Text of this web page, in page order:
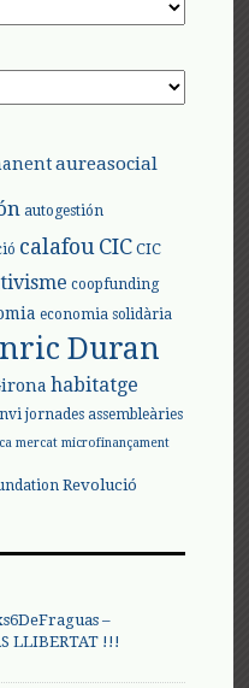
aureasocial
autogestión
calafouCIC CIC
coopfunding
economia solidària
Duran
habitatge
jornades assembleàries
mercat microfinançament
Revolució
–
LLIBERTAT !!!